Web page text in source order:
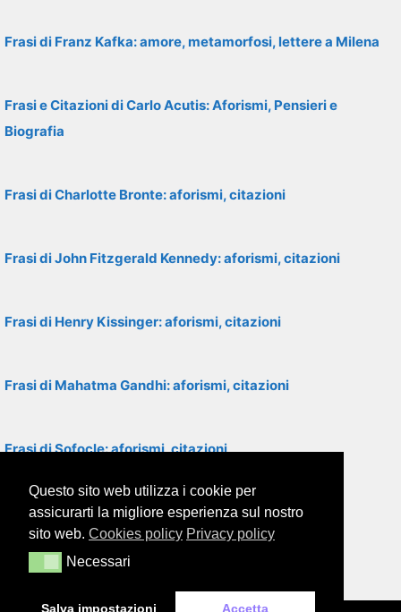
Frasi di Franz Kafka: amore, metamorfosi, lettere a Milena
Frasi e Citazioni di Carlo Acutis: Aforismi, Pensieri e
Biografia
Frasi di Charlotte Bronte: aforismi, citazioni
Frasi di John Fitzgerald Kennedy: aforismi, citazioni
Frasi di Henry Kissinger: aforismi, citazioni
Frasi di Mahatma Gandhi: aforismi, citazioni
Frasi di Sofocle: aforismi, citazioni
Frasi di Albert Einstein: aforismi, citazioni
Frasi di George Orwell: aforismi, citazioni
Questo sito web utilizza i cookie per
assicurarti la migliore esperienza sul nostro
sito web. Cookies policy Privacy policy
NecessariNecessari
Salva impostazioni Accetta